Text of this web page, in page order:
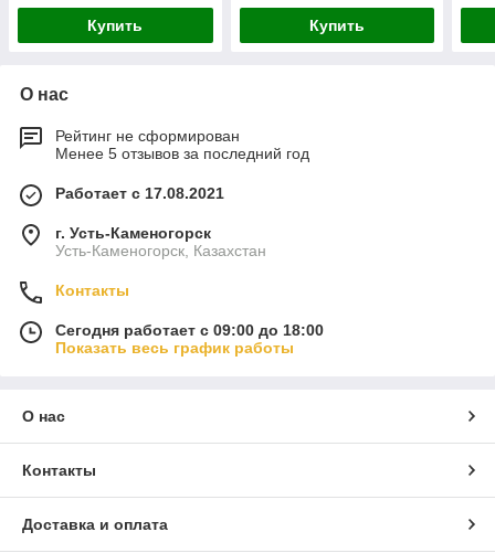
Купить Купить
О нас
Рейтинг не сформирован
Менее 5 отзывов за последний год
Работает с 17.08.2021
г. Усть-Каменогорск
Усть-Каменогорск, Казахстан
Контакты
Сегодня работает с 09:00 до 18:00
Показать весь график работы
О нас
Контакты
Доставка и оплата